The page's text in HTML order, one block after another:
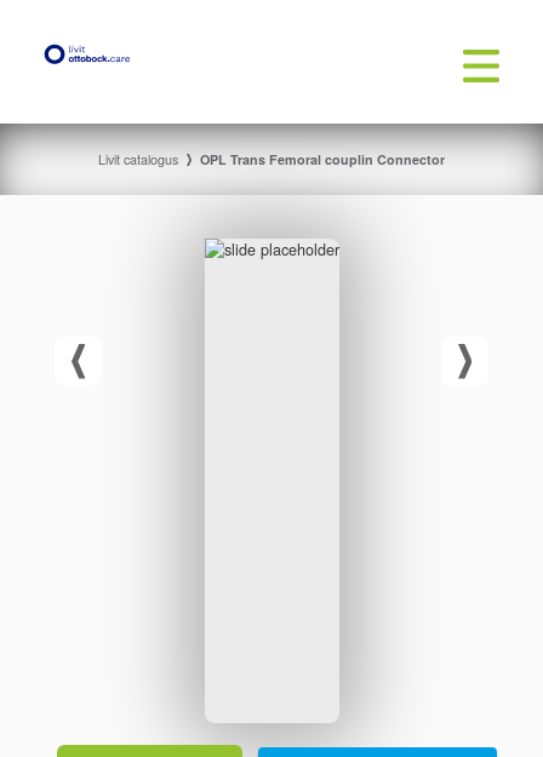
Livit catalogus OPL Trans Femoral couplin Connector